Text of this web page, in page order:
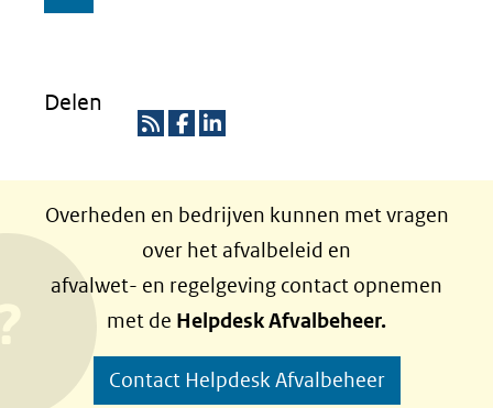
Delen
S
l
e
n
o
p
F
l
e
n
o
p
L
Overheden en bedrijven kunnen met vragen
over het afvalbeleid en
afvalwet- en regelgeving contact opnemen
met de Helpdesk Afvalbeheer.
Contact Helpdesk Afvalbeheer